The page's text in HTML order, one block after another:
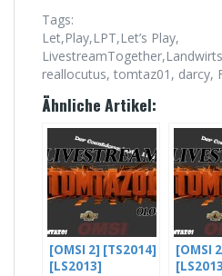
Tags:
Let,Play,LPT,Let’s Play,
reallocutus, tomtaz01, darcy,
Ähnliche Artikel:
[OMSI 2] [TS2014]
[LS2013]
[OMSI